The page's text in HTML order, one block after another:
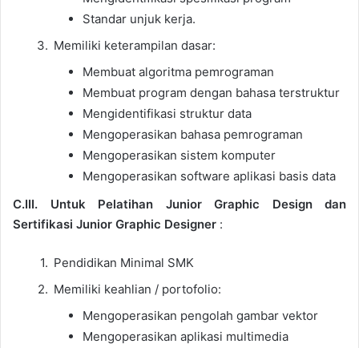
Standar unjuk kerja.
Memiliki keterampilan dasar:
Membuat algoritma pemrograman
Membuat program dengan bahasa terstruktur
Mengidentifikasi struktur data
Mengoperasikan bahasa pemrograman
Mengoperasikan sistem komputer
Mengoperasikan software aplikasi basis data
C.III. Untuk Pelatihan Junior Graphic Design dan
Sertifikasi Junior Graphic Designer :
Pendidikan Minimal SMK
Memiliki keahlian / portofolio:
Mengoperasikan pengolah gambar vektor
Mengoperasikan aplikasi multimedia